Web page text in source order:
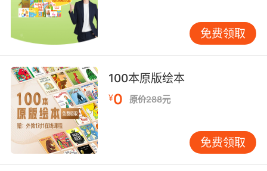
四、情感价值与教育哲学
相较于电子闪卡，纸箱单词承载着温度与故事
性。孩子参与制作的过程本身便是价值观塑造
——他们亲手赋予废弃物新生命，潜移默化中理
解环保意义。VIPKID教育心理学家张薇教授强
调：“当孩子用沾着胶水的手指拼
出‘FRIENDSHIP’时，他们触摸的不仅是语言符
号，更是合作精神与问题解决能力。”这种教育理
念与联合国教科文组织倡导的“教育即生活”高度
共鸣。
免费领取
100本原版绘本
¥0 原价288元
免费领取